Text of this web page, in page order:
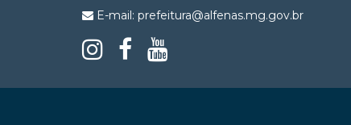
E-mail: prefeitura@alfenas.mg.gov.br